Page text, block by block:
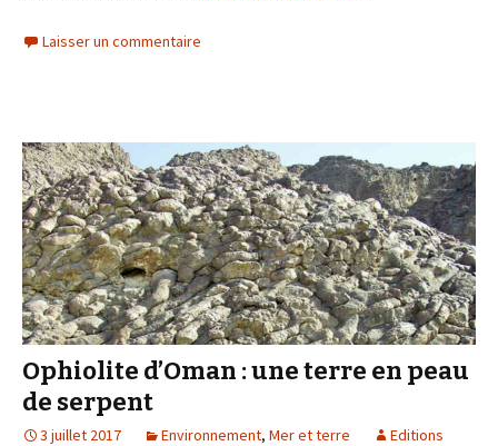
sont-
elles
?
Laisser un commentaire
Ophiolite d’Oman : une terre en peau
de serpent
3 juillet 2017 Environnement, Mer et terre
Editions